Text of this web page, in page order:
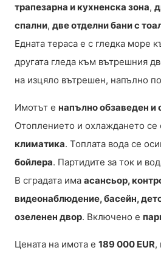
трапезарна и кухненска зона,
спални, две отделни бани с
Едната тераса е с гледка море
другата гледа към вътрешния
на изцяло вътрешен, напълно
Имотът е напълно обзаведен и
Отоплението и охлаждането се
климатика. Топлата вода се
бойлера. Партидите за ток и
В сградата има асансьор,
видеонаблюдение, басейн,
озеленен двор. Включено е
Цената на имота е 189 000 EUR,